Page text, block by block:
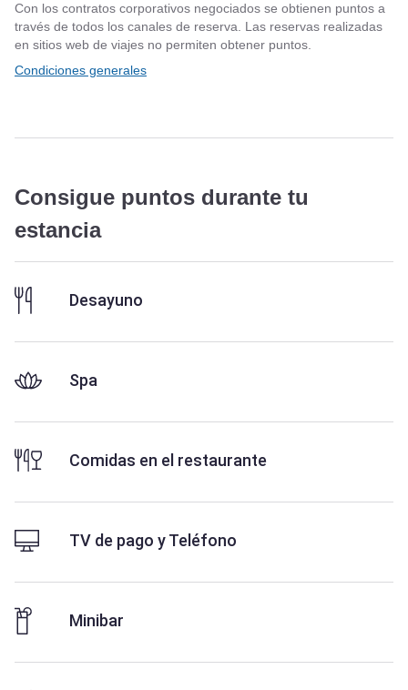
Con los contratos corporativos negociados se obtienen puntos a
través de todos los canales de reserva. Las reservas realizadas
en sitios web de viajes no permiten obtener puntos.
Condiciones generales
Consigue puntos durante tu
estancia
Desayuno
Spa
Comidas en el restaurante
TV de pago y Teléfono
Minibar